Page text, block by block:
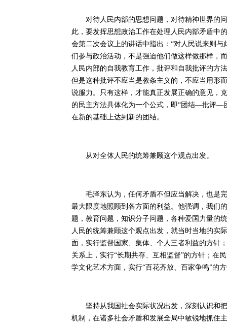
对待人民内部的思想问题，对待精神世界的问
此，要发挥思想政治工作在处理人民内部矛盾中
会第二次会议上的讲话中指出：“对人民说来则
们参与政治活动，不是强迫他们做这样做那样，
人民内部的自我教育工作，批评和自我批评的方
但是这种批评不应当是教条主义的，不应当用形
说服力。只有这样，才能真正发展正确的意见，
的民主方法具体化为一个公式，即“团结—批评—
在新的基础上达到新的团结。
从对全体人民的统筹兼顾这个观点出发。
毛泽东认为，任何矛盾不但应当解决，也是完
最大限度地照顾到各方面的利益。他强调，我们
题，教育问题，知识分子问题，各种爱国力量的
人民的统筹兼顾这个观点出发，就当时当地的实
面，实行监督国家、集体、个人三者利益的方
关系上，实行“长期共存、互相监督”的方针；在
学文化艺术方面，实行“百花齐放、百家争鸣”的
坚持从我国社会实际状况出发，深刻认识和把
机制，在诸多社会矛盾和发展全局中敏锐地抓住